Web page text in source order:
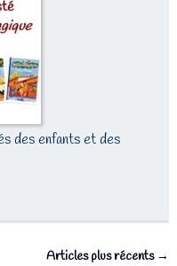
des enfants et des
Articles plus récents →